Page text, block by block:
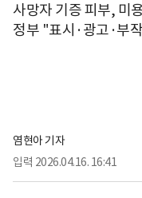
사망자 기증 피부, 미
정부 "표시·광고·부
염현아 기자
입력 2026.04.16. 16:41